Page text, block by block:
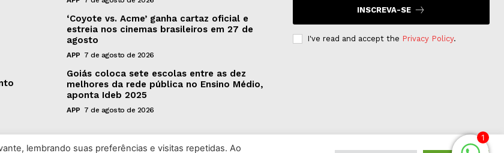
‘Coyote vs. Acme’ ganha cartaz oficial e
estreia nos cinemas brasileiros em 27 de
agosto
APP 7 de agosto de 2026
Goiás coloca sete escolas entre as dez
melhores da rede pública no Ensino Médio,
aponta Ideb 2025
APP 7 de agosto de 2026
INSCREVA-SE
I've read and accept the Privacy Policy.
1
lembrando suas preferências e visitas repetidas. Ao